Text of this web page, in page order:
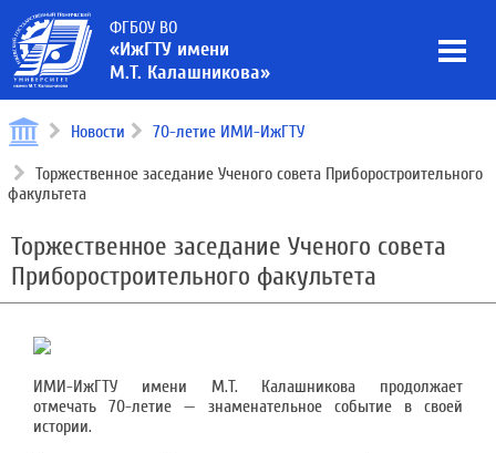
ФГБОУ ВО
«ИжГТУ имени
М.Т. Калашникова»
Новости 70-летие ИМИ-ИжГТУ
Торжественное заседание Ученого совета Приборостроительного
факультета
Торжественное заседание Ученого совета
Приборостроительного факультета
ИМИ-ИжГТУ имени М.Т. Калашникова продолжает
отмечать 70-летие — знаменательное событие в своей
истории.